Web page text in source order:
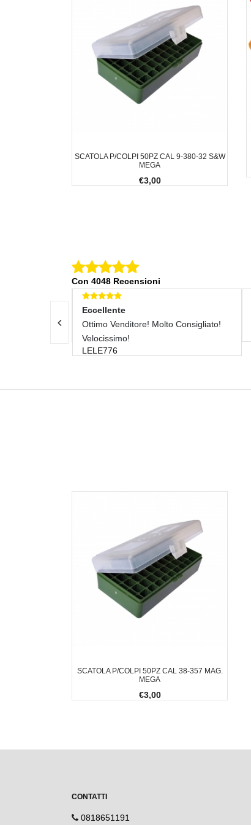
SCATOLA P/COLPI 50PZ CAL 9-380-32 S&W
MEGA
€3,00
Con 4048 Recensioni
Eccellente
Ottimo Venditore! Molto Consigliato!
Velocissimo!
LELE776
SCATOLA P/COLPI 50PZ CAL 38-357 MAG.
MEGA
€3,00
CONTATTI
0818651191